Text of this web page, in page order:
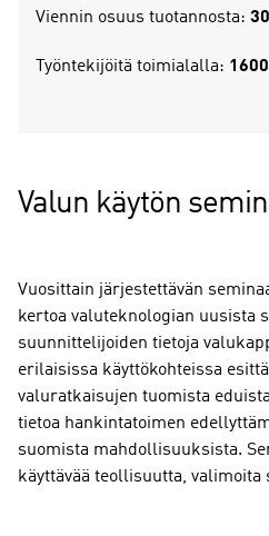
Viennin osuus tuotannosta:
Työntekijöitä toimialalla: 1600
Valun käytön
Vuosittain järjestettävän
kertoa valuteknologian uusista
suunnittelijoiden tietoja
erilaisissa käyttökohteissa
valuratkaisujen tuomista
tietoa hankintatoimen
suomista mahdollisuuksista.
käyttävää teollisuutta,